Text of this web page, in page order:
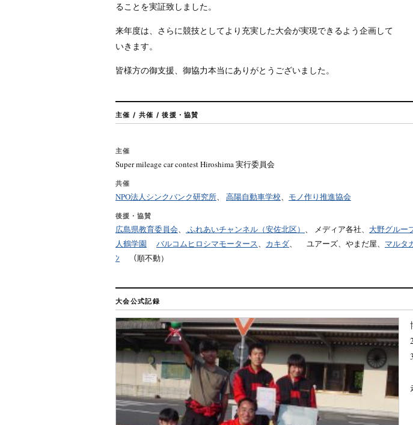
ることを実証致しました。
来年度は、さらに競技としてより充実した大会が実現できるよう企画して
いきます。
皆様方の御支援、御協力本当にありがとうございました。
主催 / 共催 / 後援・協賛
主催
Super mileage car contest Hiroshima 実行委員会
共催
NPO法人シンクバンク研究所、 高陽自動車学校、 モノ作り推進協会
後援・協賛
広島県教育委員会、 ふれあいチャンネル（安佐北区） 、 メディア各社、 大野グルー
人鶴学園
バルコムヒロシマモータース、 カキダ、 ユアーズ、やまだ屋、 マルタ
ﾝ （順不動）
大会公式記録